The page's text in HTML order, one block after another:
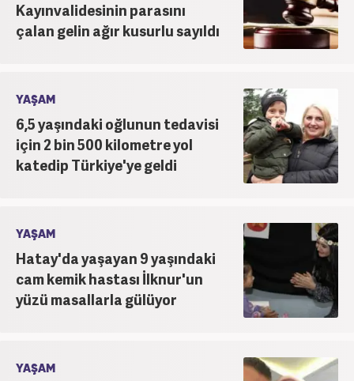
Kayınvalidesinin parasını
çalan gelin ağır kusurlu sayıldı
YAŞAM
6,5 yaşındaki oğlunun tedavisi
için 2 bin 500 kilometre yol
katedip Türkiye'ye geldi
YAŞAM
Hatay'da yaşayan 9 yaşındaki
cam kemik hastası İlknur'un
yüzü masallarla gülüyor
YAŞAM